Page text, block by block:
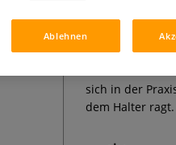
Doppelendig,
dadurch für
Länge des
Für das
sich in der
dem Halter
Ablehnen